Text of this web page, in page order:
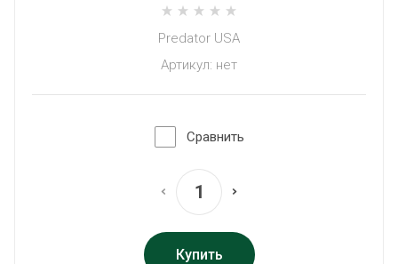
Predator USA
Артикул: нет
Сравнить
Купить